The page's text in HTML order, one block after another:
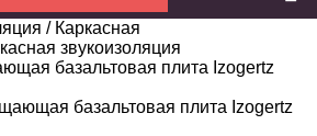
/ Каркасная
звукоизоляция
базальтовая плита Izogertz